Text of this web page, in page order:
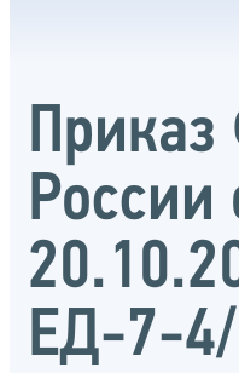
России
ЕД-7-4/